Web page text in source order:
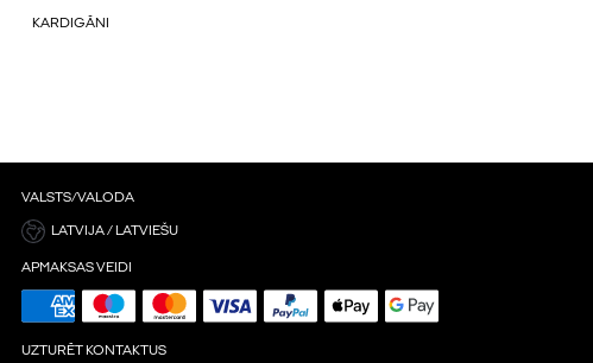
KARDIGĀNI
VALSTS/VALODA
LATVIJA / LATVIEŠU
APMAKSAS VEIDI
UZTURĒT KONTAKTUS